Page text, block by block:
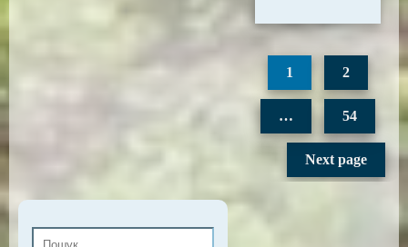
1 2
… 54
Next page